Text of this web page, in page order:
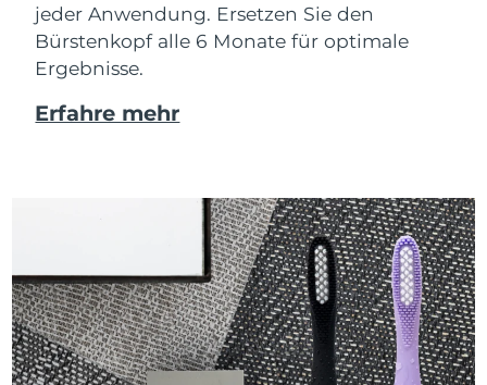
jeder Anwendung. Ersetzen Sie den
Bürstenkopf alle 6 Monate für optimale
Ergebnisse.
Erfahre mehr